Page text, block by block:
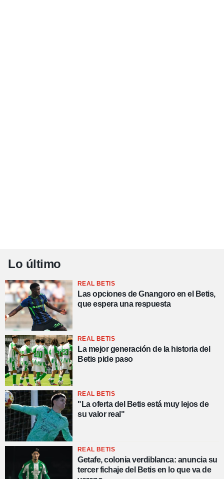
Lo último
REAL BETIS
Las opciones de Gnangoro en el Betis,
que espera una respuesta
REAL BETIS
La mejor generación de la historia del
Betis pide paso
REAL BETIS
"La oferta del Betis está muy lejos de
su valor real"
REAL BETIS
Getafe, colonia verdiblanca: anuncia su
tercer fichaje del Betis en lo que va de